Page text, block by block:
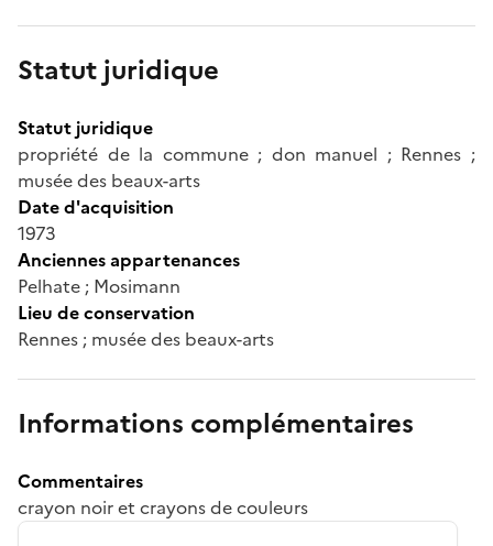
Statut juridique
Statut juridique
propriété de la commune ; don manuel ; Rennes ;
musée des beaux-arts
Date d'acquisition
1973
Anciennes appartenances
Pelhate ; Mosimann
Lieu de conservation
Rennes ; musée des beaux-arts
Informations complémentaires
Commentaires
crayon noir et crayons de couleurs